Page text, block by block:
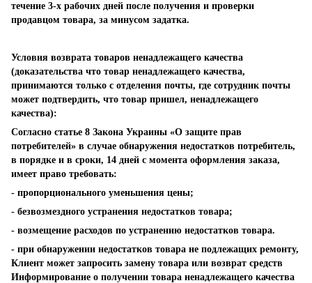
течение 3-х рабочих дней после получения и проверки
продавцом товара, за минусом задатка.
Условия возврата товаров ненадлежащего качества
(доказательства что товар ненадлежащего качества,
принимаются только с отделения почты, где сотрудник почты
может подтвердить, что товар пришел, ненадлежащего
качества):
Согласно статье 8 Закона Украины «О защите прав
потребителей» в случае обнаружения недостатков потребитель,
в порядке и в сроки, 14 дней с момента оформления заказа,
имеет право требовать:
- пропорционального уменьшения цены;
- безвозмездного устранения недостатков товара;
- возмещение расходов по устранению недостатков товара.
- при обнаружении недостатков товара не подлежащих ремонту,
Клиент может запросить замену товара или возврат средств
Информирование о получении товара ненадлежащего качества